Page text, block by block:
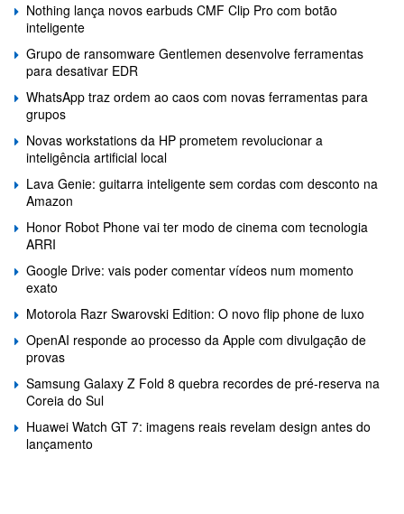
Nothing lança novos earbuds CMF Clip Pro com botão
inteligente
Grupo de ransomware Gentlemen desenvolve ferramentas
para desativar EDR
WhatsApp traz ordem ao caos com novas ferramentas para
grupos
Novas workstations da HP prometem revolucionar a
inteligência artificial local
Lava Genie: guitarra inteligente sem cordas com desconto na
Amazon
Honor Robot Phone vai ter modo de cinema com tecnologia
ARRI
Google Drive: vais poder comentar vídeos num momento
exato
Motorola Razr Swarovski Edition: O novo flip phone de luxo
OpenAI responde ao processo da Apple com divulgação de
provas
Samsung Galaxy Z Fold 8 quebra recordes de pré-reserva na
Coreia do Sul
Huawei Watch GT 7: imagens reais revelam design antes do
lançamento